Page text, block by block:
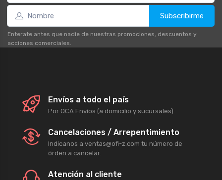
Subscribirme
Enterate antes que nadie de nuestras promociones, descuentos y
acciones comerciales.
Envíos a todo el país
Por OCA Envíos (a domicilio y sucursales).
Cancelaciones / Arrepentimiento
Indicanos a ventas@ofi-z.com tu número de
órden a cancelar.
Atención al cliente